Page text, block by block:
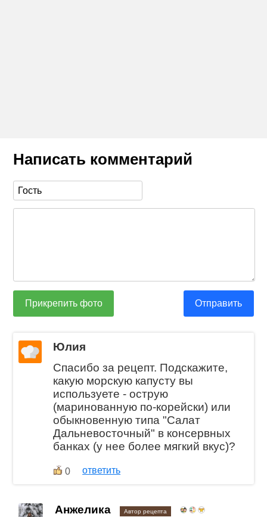
Написать комментарий
Прикрепить фото Отправить
Юлия
Спасибо за рецепт. Подскажите,
какую морскую капусту вы
используете - острую
(маринованную по-корейски) или
обыкновенную типа "Салат
Дальневосточный" в консервных
банках (у нее более мягкий вкус)?
0 ответить
Анжелика Автор рецепта